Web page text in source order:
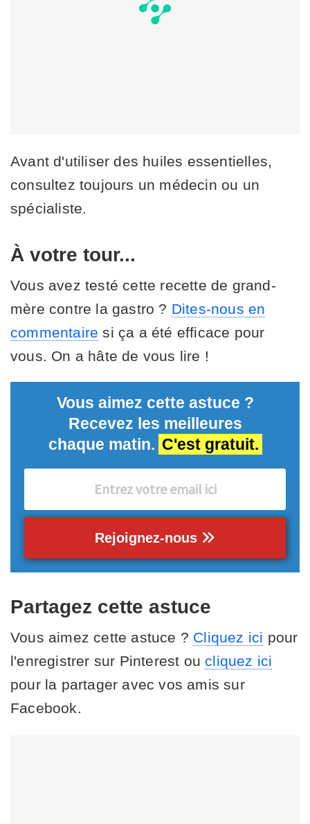
Avant d'utiliser des huiles essentielles,
consultez toujours un médecin ou un
spécialiste.
À votre tour...
Vous avez testé cette recette de grand-
mère contre la gastro ? Dites-nous en
commentaire si ça a été efficace pour
vous. On a hâte de vous lire !
Vous aimez cette astuce ?
Recevez les meilleures
chaque matin. C'est gratuit.
Rejoignez-nous
Partagez cette astuce
Vous aimez cette astuce ? Cliquez ici pour
l'enregistrer sur Pinterest ou cliquez ici
pour la partager avec vos amis sur
Facebook.